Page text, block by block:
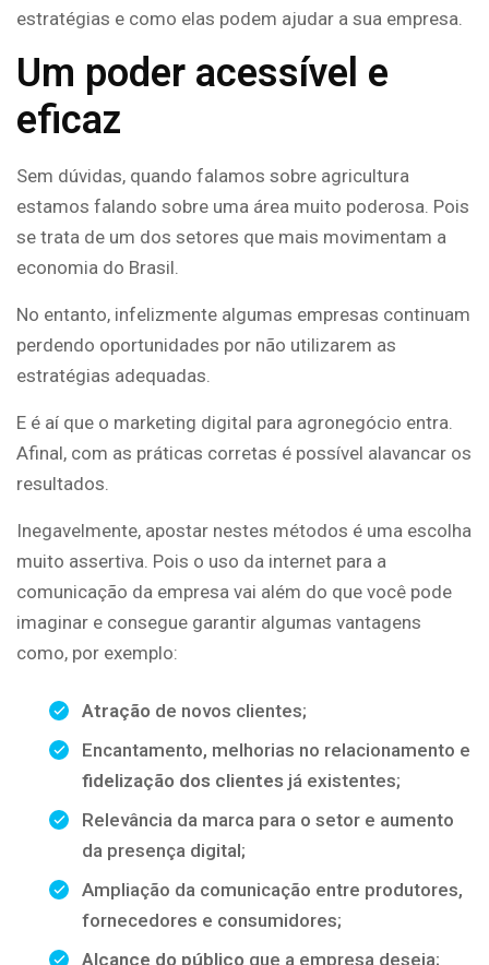
estratégias e como elas podem ajudar a sua empresa.
Um poder acessível e
eficaz
Sem dúvidas, quando falamos sobre agricultura
estamos falando sobre uma área muito poderosa. Pois
se trata de um dos setores que mais movimentam a
economia do Brasil.
No entanto, infelizmente algumas empresas continuam
perdendo oportunidades por não utilizarem as
estratégias adequadas.
E é aí que o marketing digital para agronegócio entra.
Afinal, com as práticas corretas é possível alavancar os
resultados.
Inegavelmente, apostar nestes métodos é uma escolha
muito assertiva. Pois o uso da internet para a
comunicação da empresa vai além do que você pode
imaginar e consegue garantir algumas vantagens
como, por exemplo:
Atração de novos clientes;
Encantamento, melhorias no relacionamento e
fidelização dos clientes já existentes;
Relevância da marca para o setor e aumento
da presença digital;
Ampliação da comunicação entre produtores,
fornecedores e consumidores;
Alcance do público que a empresa deseja;